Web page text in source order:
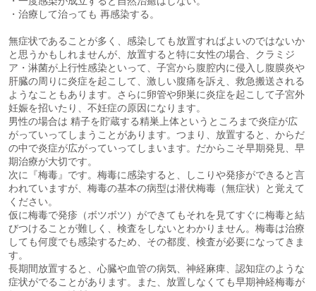
・治療して治っても 再感染する。
無症状であることが多く、感染しても放置すればよいのではないか
と思うかもしれませんが、放置すると特に女性の場合、クラミジ
ア・淋菌が上行性感染といって、子宮から腹腔内に侵入し腹膜炎や
肝臓の周りに炎症を起こして、激しい腹痛を訴え、救急搬送される
ようなこともあります。さらに卵管や卵巣に炎症を起こして子宮外
妊娠を招いたり、不妊症の原因になります。
男性の場合は 精子を貯蔵する精巣上体というところまで炎症が広
がっていってしまうことがあります。つまり、放置すると、からだ
の中で炎症が広がっていってしまいます。だからこそ早期発見、早
期治療が大切です。
次に『梅毒』です。梅毒に感染すると、しこりや発疹ができると言
われていますが、梅毒の基本の病型は潜伏梅毒（無症状）と覚えて
ください。
仮に梅毒で発疹（ボツボツ）ができてもそれを見てすぐに梅毒と結
びつけることが難しく、検査をしないとわかりません。梅毒は治療
しても何度でも感染するため、その都度、検査が必要になってきま
す。
長期間放置すると、心臓や血管の病気、神経麻痺、認知症のような
症状がでることがあります。また、放置しなくても早期神経梅毒が